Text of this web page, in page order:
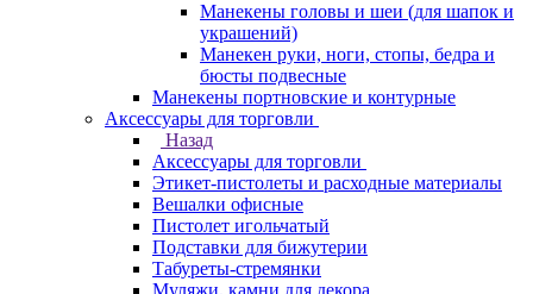
Манекены головы и шеи (для шапок и
украшений)
Манекен руки, ноги, стопы, бедра и
бюсты подвесные
Манекены портновские и контурные
Аксессуары для торговли
Назад
Аксессуары для торговли
Этикет-пистолеты и расходные материалы
Вешалки офисные
Пистолет игольчатый
Подставки для бижутерии
Табуреты-стремянки
Муляжи, камни для декора